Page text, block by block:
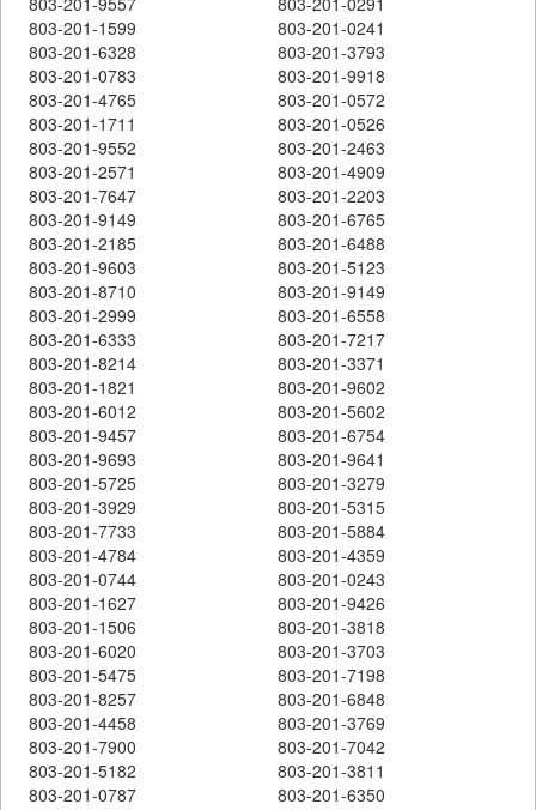
803-201-1599
803-201-0241
803-201-6328
803-201-3793
803-201-0783
803-201-9918
803-201-4765
803-201-0572
803-201-1711
803-201-0526
803-201-9552
803-201-2463
803-201-2571
803-201-4909
803-201-7647
803-201-2203
803-201-9149
803-201-6765
803-201-2185
803-201-6488
803-201-9603
803-201-5123
803-201-8710
803-201-9149
803-201-2999
803-201-6558
803-201-6333
803-201-7217
803-201-8214
803-201-3371
803-201-1821
803-201-9602
803-201-6012
803-201-5602
803-201-9457
803-201-6754
803-201-9693
803-201-9641
803-201-5725
803-201-3279
803-201-3929
803-201-5315
803-201-7733
803-201-5884
803-201-4784
803-201-4359
803-201-0744
803-201-0243
803-201-1627
803-201-9426
803-201-1506
803-201-3818
803-201-6020
803-201-3703
803-201-5475
803-201-7198
803-201-8257
803-201-6848
803-201-4458
803-201-3769
803-201-7900
803-201-7042
803-201-5182
803-201-3811
803-201-0787
803-201-6350